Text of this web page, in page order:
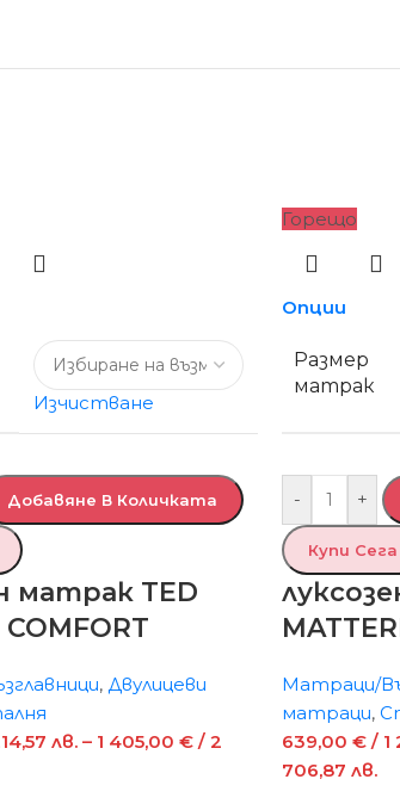
Изчистване
Добавяне В Количката
матрак TED
, Двулицеви
лв. – 1 405,00 € / 2
Горещо
Опции
Размер
матрак
- +
Купи Сега
Матраци/
матраци,
639,00 € / 1
706,87 лв.